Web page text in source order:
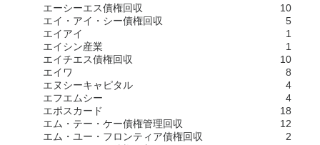
エーシーエス債権回収
10
エイ・アイ・シー債権回収
5
エイアイ
1
エイシン産業
1
エイチエス債権回収
10
エイワ
8
エヌシーキャピタル
4
エフエムシー
4
エポスカード
18
エム・テー・ケー債権管理回収
12
エム・ユー・フロンティア債権回収
2